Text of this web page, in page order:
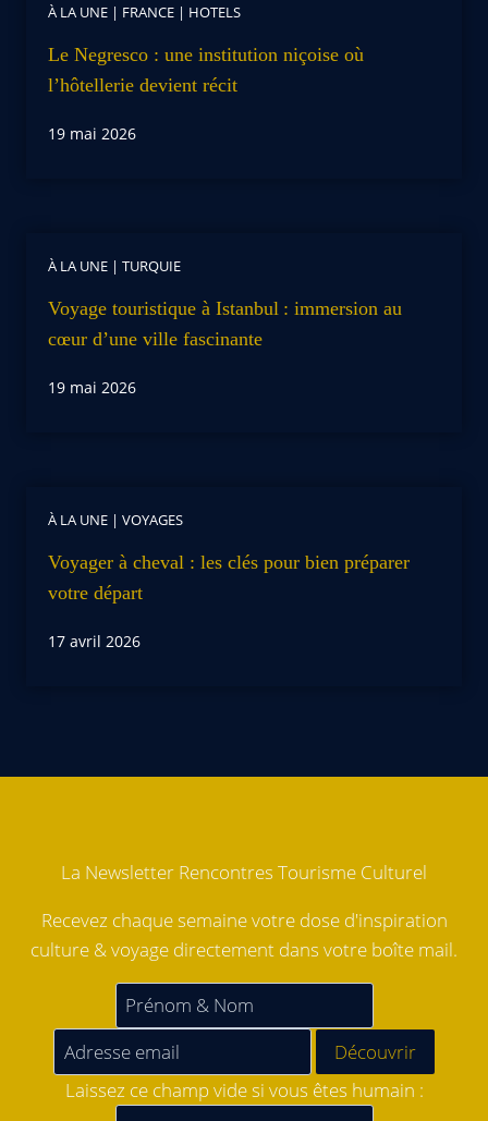
À LA UNE | FRANCE | HOTELS
Le Negresco : une institution niçoise où
l’hôtellerie devient récit
19 mai 2026
À LA UNE | TURQUIE
Voyage touristique à Istanbul : immersion au
cœur d’une ville fascinante
19 mai 2026
À LA UNE | VOYAGES
Voyager à cheval : les clés pour bien préparer
votre départ
17 avril 2026
La Newsletter Rencontres Tourisme Culturel
Recevez chaque semaine votre dose d'inspiration
culture & voyage directement dans votre boîte mail.
Laissez ce champ vide si vous êtes humain :